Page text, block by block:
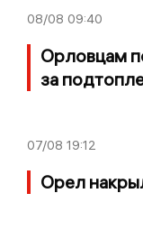
08/08 09:40
Орловцам
за
07/08 19:12
Орел